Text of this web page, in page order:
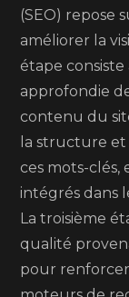
(SEO) repose
améliorer la
étape
approfondie
contenu du
la structure
ces mots-clés,
intégrés dans
La troisième
qualité
pour